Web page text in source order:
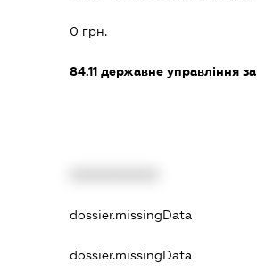
0 грн.
84.11 державне управління
dossier.missingData
dossier.missingData